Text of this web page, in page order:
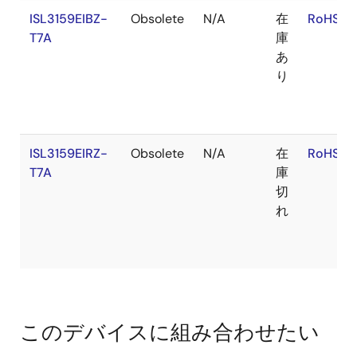
ISL3159EIBZ-
T7A
Obsolete N/A
在
庫
あ
り
RoHS:EN
ISL3159EIRZ-
T7A
Obsolete N/A
在
庫
切
れ
RoHS:EN
このデバイスに組み合わせたい